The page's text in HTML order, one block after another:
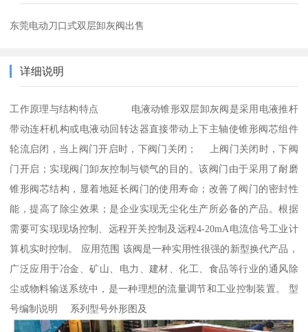
东莞电动刀口式双层卸灰阀出售
详细说明
工作原理与结构特点 电液动锥形双层卸灰阀是采用电液推杆
带动连杆机构或电液动回转达器直接带动上下主轴使锥形阀芯组件
轮流启闭，当上阀门开启时，下阀门关闭； 上阀门关闭时，下阀
门开启；实现阀门卸灰控制与锁气的目的。该阀门由于采用了耐磨
锥形阀芯结构，显着地延长阀门的使用寿命；改善了阀门的密封性
能，提高了除尘效果；是企业实现无尘化生产所必备的产品。根据
需要可实现现场控制、远程开关控制及远程4-20mA电流信号工业计
算机实时控制。 应用范围 该阀是一种实用性很强的新型换代产品，
广泛应用于冶金、矿山、电力、建材、化工、食品等行业的通风除
尘或物料输送系统中，是一种理想的流量调节和工业控制装置。 型
号编制说明 系列型号外形图及